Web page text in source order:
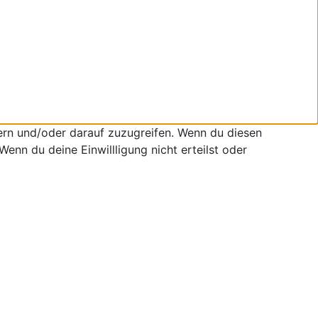
und/oder darauf zuzugreifen. Wenn du diesen
du deine Einwillligung nicht erteilst oder